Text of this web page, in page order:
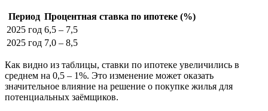
Период Процентная ставка по ипотеке (%)
2025 год 6,5 – 7,5
2025 год 7,0 – 8,5
Как видно из таблицы, ставки по ипотеке увеличились в
среднем на 0,5 – 1%. Это изменение может оказать
значительное влияние на решение о покупке жилья для
потенциальных заёмщиков.